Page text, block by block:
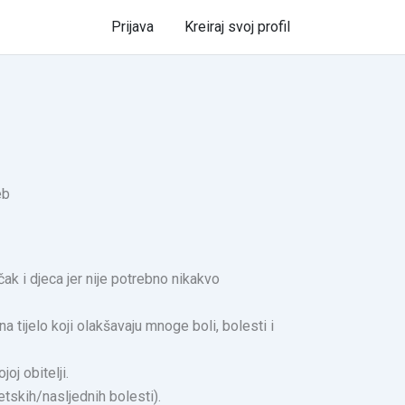
Prijava Kreiraj svoj profil
i djeca jer nije potrebno nikakvo
tijelo koji olakšavaju mnoge boli, bolesti i
obitelji.
nasljednih bolesti).